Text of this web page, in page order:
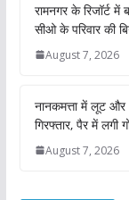
रामनगर के रिजॉर्ट में
सीओ के परिवार की
August 7, 2026
नानकमत्ता में लूट
गिरफ्तार, पैर में लगी
August 7, 2026